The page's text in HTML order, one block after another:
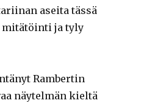
aseita tässä
mitätöinti ja tyly
Rambertin
näytelmän kieltä